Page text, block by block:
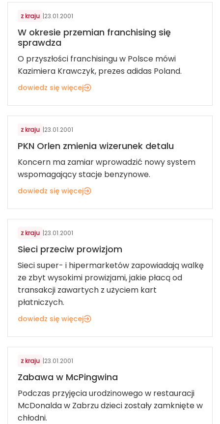
z kraju |23.01.2001
W okresie przemian franchising się
sprawdza
O przyszłości franchisingu w Polsce mówi
Kazimiera Krawczyk, prezes adidas Poland.
dowiedz się więcej
z kraju |23.01.2001
PKN Orlen zmienia wizerunek detalu
Koncern ma zamiar wprowadzić nowy system
wspomagający stacje benzynowe.
dowiedz się więcej
z kraju |23.01.2001
Sieci przeciw prowizjom
Sieci super- i hipermarketów zapowiadają walkę
ze zbyt wysokimi prowizjami, jakie płacą od
transakcji zawartych z użyciem kart
płatniczych.
dowiedz się więcej
z kraju |23.01.2001
Zabawa w McPingwina
Podczas przyjęcia urodzinowego w restauracji
McDonalda w Zabrzu dzieci zostały zamknięte w
chłodni.